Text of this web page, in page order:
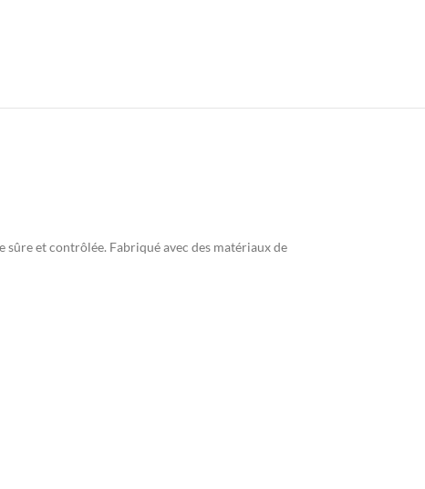
et contrôlée. Fabriqué avec des matériaux de